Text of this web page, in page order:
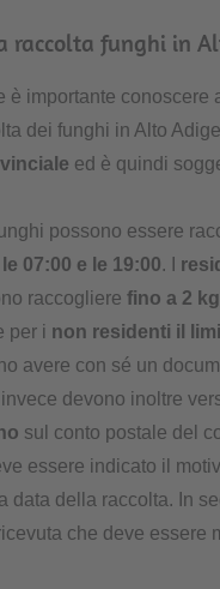
raccolta funghi in
è importante conoscere
dei funghi in Alto
ed è quindi
possono essere
07:00 e le 19:00. I
raccogliere fino a 2
per i non residenti il
avere con sé un
invece devono inoltre
sul conto postale del
essere indicato il
data della raccolta. In
che deve essere